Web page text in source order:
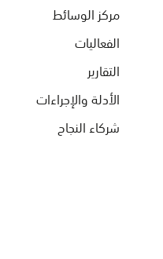
مركز الوسائط
الفعاليات
التقارير
الأدلة والإجراءات
شركاء النجاح